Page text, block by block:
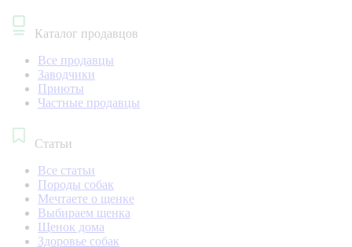
Каталог продавцов
Все продавцы
Заводчики
Приюты
Частные продавцы
Статьи
Все статьи
Породы собак
Мечтаете о щенке
Выбираем щенка
Щенок дома
Здоровье собак